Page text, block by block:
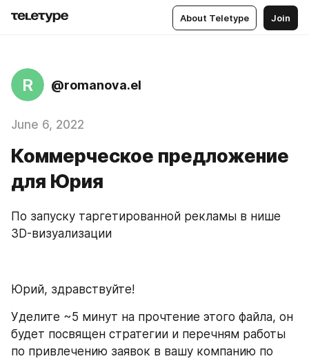
About Teletype Join
R @romanova.el
June 6, 2022
Коммерческое предложение
для Юрия
По запуску таргетированной рекламы в нише
3D-визуализации
Юрий, здравствуйте!
Уделите ~5 минут на прочтение этого файла, он
будет посвящен стратегии и перечням работы
по привлечению заявок в вашу компанию по